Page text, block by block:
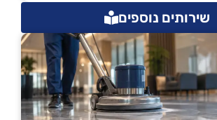
שירותים נוספים